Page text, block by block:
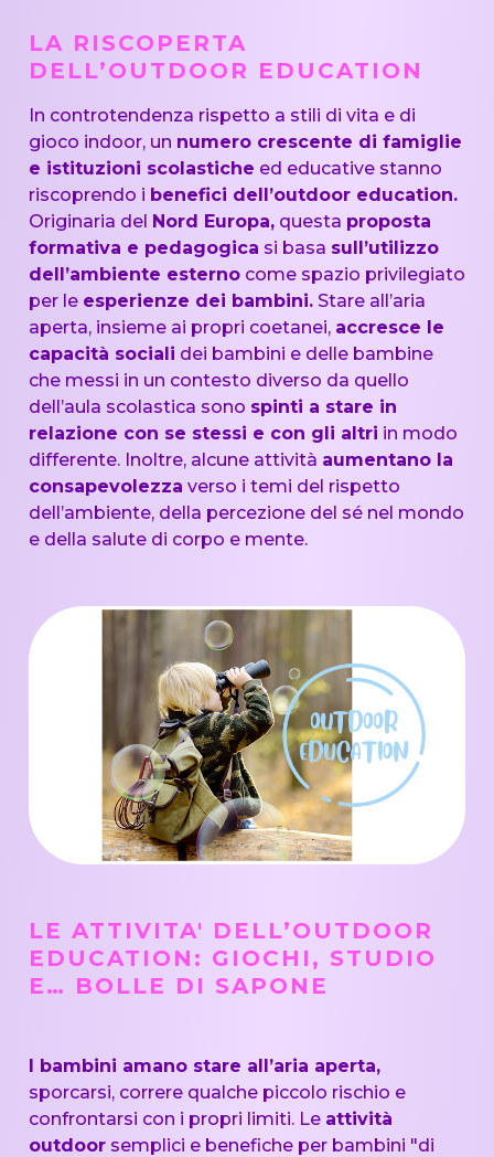
LA RISCOPERTA
DELL’OUTDOOR EDUCATION
In controtendenza rispetto a stili di vita e di
gioco indoor, un numero crescente di famiglie
e istituzioni scolastiche ed educative stanno
riscoprendo i benefici dell’outdoor education.
Originaria del Nord Europa,questa proposta
formativa e pedagogica si basa sull’utilizzo
dell’ambiente esternocome spazio privilegiato
per le esperienze dei bambini.Stare all’aria
aperta, insieme ai propri coetanei, accresce le
capacità sociali dei bambini e delle bambine
che messi in un contesto diverso da quello
dell’aula scolastica sono spinti a stare in
relazione con se stessi e con gli altri in modo
differente. Inoltre, alcune attività aumentano la
consapevolezza verso i temi del rispetto
dell’ambiente, della percezione del sé nel mondo
e della salute di corpo e mente.
LE ATTIVITA' DELL’OUTDOOR
EDUCATION: GIOCHI, STUDIO
E… BOLLE DI SAPONE
I bambini amano stare all’aria aperta,
sporcarsi, correre qualche piccolo rischio e
confrontarsi con i propri limiti. Le attività
outdoorsemplici e benefiche per bambini "di